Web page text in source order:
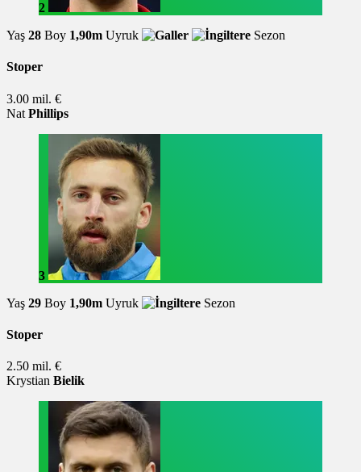
2
Yaş 28 Boy 1,90m Uyruk Sezon
Stoper
3.00 mil. €
Nat Phillips
3
Yaş 29 Boy 1,90m Uyruk Sezon
Stoper
2.50 mil. €
Krystian Bielik